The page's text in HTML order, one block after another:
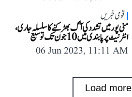
قومی خبریں
منی پور میں تشدد کی آگ بھڑکنے کا سلسلہ جاری،
انٹرنیٹ پر پابندی میں 10 جون تک توسیع
06 Jun 2023, 11:11 AM
Load more